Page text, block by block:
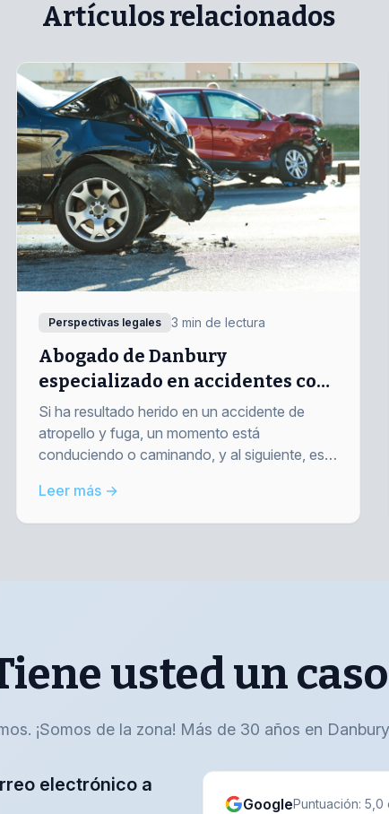
Artículos relacionados
Perspectivas legales 3 min de lectura
Abogado de Danbury
especializado en accidentes con
fuga tras atropello
Si ha resultado herido en un accidente de
atropello y fuga, un momento está
conduciendo o caminando, y al siguiente, está
ayudamos a las víctimas a obtener respuestas
Leer más →
usted un
¡Somos de la zona! Más de 30 años en
electrónico a
GooglePuntuación: 5,0